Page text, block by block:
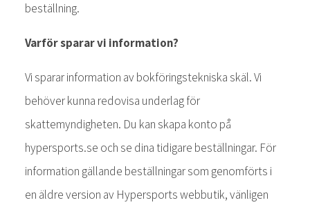
beställning.
Varför sparar vi information?
Vi sparar information av bokföringstekniska skäl. Vi
behöver kunna redovisa underlag för
skattemyndigheten. Du kan skapa konto på
hypersports.se och se dina tidigare beställningar. För
information gällande beställningar som genomförts i
en äldre version av Hypersports webbutik, vänligen